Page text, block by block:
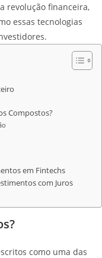
revolução financeira,
essas tecnologias
Compostos?
em Fintechs
com Juros
como uma das